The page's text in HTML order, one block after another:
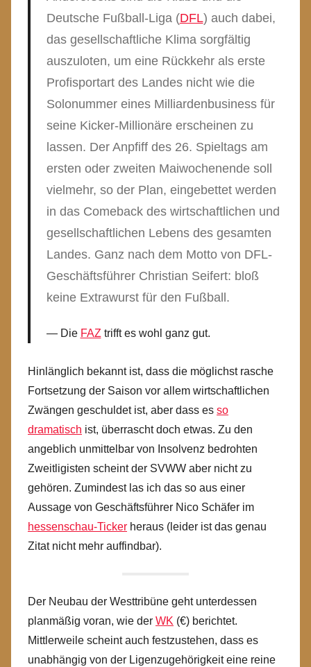
Deutsche Fußball-Liga (DFL) auch dabei,
das gesellschaftliche Klima sorgfältig
auszuloten, um eine Rückkehr als erste
Profisportart des Landes nicht wie die
Solonummer eines Milliardenbusiness für
seine Kicker-Millionäre erscheinen zu
lassen. Der Anpfiff des 26. Spieltags am
ersten oder zweiten Maiwochenende soll
vielmehr, so der Plan, eingebettet werden
in das Comeback des wirtschaftlichen und
gesellschaftlichen Lebens des gesamten
Landes. Ganz nach dem Motto von DFL-
Geschäftsführer Christian Seifert: bloß
keine Extrawurst für den Fußball.
Die FAZtrifft es wohl ganz gut.
Hinlänglich bekannt ist, dass die möglichst rasche
Fortsetzung der Saison vor allem wirtschaftlichen
Zwängen geschuldet ist, aber dass es so
dramatisch ist, überrascht doch etwas. Zu den
angeblich unmittelbar von Insolvenz bedrohten
Zweitligisten scheint der SVWW aber nicht zu
gehören. Zumindest las ich das so aus einer
Aussage von Geschäftsführer Nico Schäfer im
hessenschau-Ticker heraus (leider ist das genau
Zitat nicht mehr auffindbar).
Der Neubau der Westtribüne geht unterdessen
planmäßig voran, wie der WK (€) berichtet.
Mittlerweile scheint auch festzustehen, dass es
unabhängig von der Ligenzugehörigkeit eine reine